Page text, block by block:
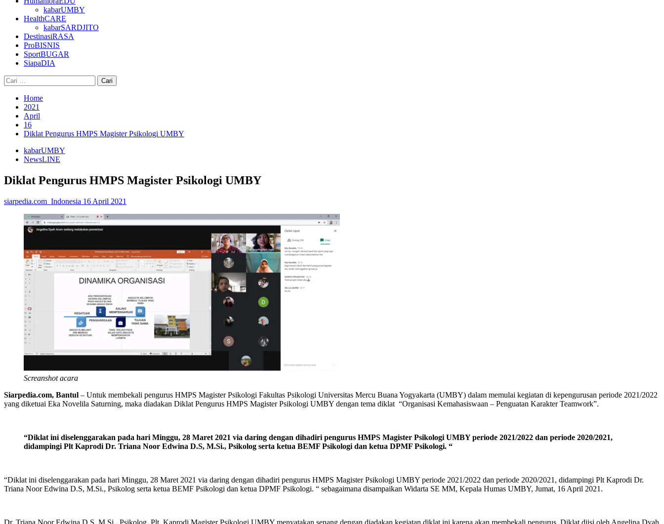
kabarUMBY
HealthCARE
kabarSARDJITO
DestinasiRASA
ProBISNIS
SportBUGAR
SiapaDIA
Cari
untuk:
Home
2021
April
16
Diklat Pengurus HMPS Magister Psikologi UMBY
kabarUMBY
NewsLINE
Diklat Pengurus HMPS Magister Psikologi UMBY
siarpedia.com_Indonesia 16 April 2021
Screanshot acara
Siarpedia.com, Bantul – Untuk membekali pengurus HMPS Magister Psikologi Fakultas Psikologi Universitas Mercu Buana Yogyakarta (UMBY) dalam memulai kegiatan di kepengurusan periode 2021/2022
yang diketuai Eka Novelila Saturning, maka diadakan Diklat Pengurus HMPS Magister Psikologi UMBY dengan tema diklat “Organisasi Kemahasiswaan – Penguatan Karakter Teamwork”.
“Diklat ini diselenggarakan pada hari Minggu, 28 Maret 2021 via daring dengan dihadiri pengurus HMPS Magister Psikologi UMBY periode 2021/2022 dan periode 2020/2021,
didampingi Plt Kaprodi Dr. Triana Noor Edwina D.S, M.Si., Psikolog serta ketua BEMF Psikologi dan ketua DPMF Psikologi. “
“Diklat ini diselenggarakan pada hari Minggu, 28 Maret 2021 via daring dengan dihadiri pengurus HMPS Magister Psikologi UMBY periode 2021/2022 dan periode 2020/2021, didampingi Plt Kaprodi Dr.
Triana Noor Edwina D.S, M.Si., Psikolog serta ketua BEMF Psikologi dan ketua DPMF Psikologi. “ sebagaimana disampaikan Widarta SE MM, Kepala Humas UMBY, Jumat, 16 April 2021.
Dr. Triana Noor Edwina D.S, M.Si., Psikolog, Plt. Kaprodi Magister Psikologi UMBY menyatakan senang dengan diadakan kegiatan diklat ini karena akan membekali pengurus. Diklat diisi oleh Angelina Dyah